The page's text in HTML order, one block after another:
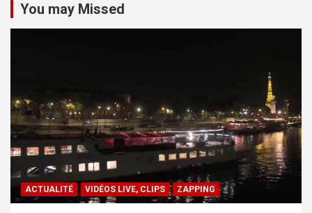
You may Missed
ACTUALITÉ VIDÉOS LIVE, CLIPS ZAPPING